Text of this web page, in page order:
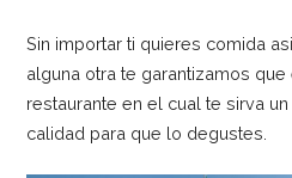
Sin importar ti quieres comida
alguna otra te garantizamos que
restaurante en el cual te sirva
calidad para que lo degustes.